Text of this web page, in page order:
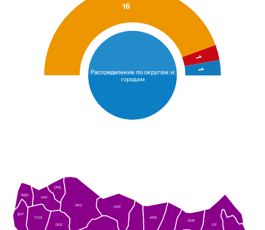
16
1
1
Распределение по округам и
городам
AKÇ
ARS
OF
SÜR
TON
VKF
BŞD
ŞLP
ÇRŞ
DÜZ
ORT